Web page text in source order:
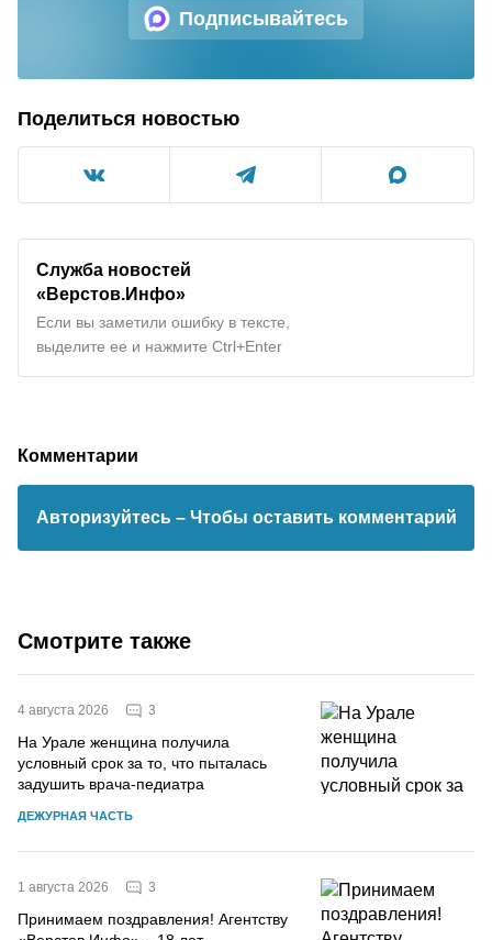
Подписывайтесь
Поделиться новостью
Служба новостей
«Верстов.Инфо»
Если вы заметили ошибку в тексте,
выделите ее и нажмите Ctrl+Enter
Комментарии
Авторизуйтесь – Чтобы оставить комментарий
Смотрите также
4 августа 2026 3
На Урале женщина получила
условный срок за то, что пыталась
задушить врача-педиатра
ДЕЖУРНАЯ ЧАСТЬ
1 августа 2026 3
Принимаем поздравления! Агентству